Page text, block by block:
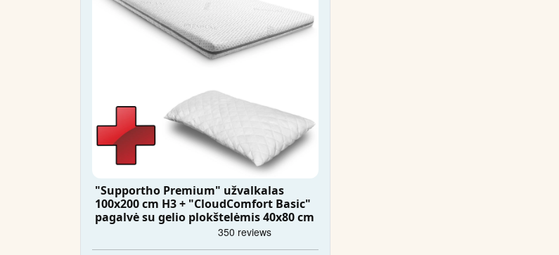
"Supportho Premium" užvalkalas
100x200 cm H3 + "CloudComfort Basic"
pagalvė su gelio plokštelėmis 40x80 cm